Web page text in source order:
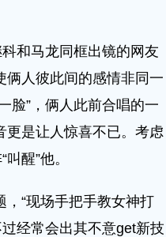
和马龙同框出镜的网友
俩人彼此间的感情非同一
脸”，俩人此前合唱的一
更是让人惊喜不已。考虑
醒”他。
“现场手把手教女神打
经常会出其不意get新技